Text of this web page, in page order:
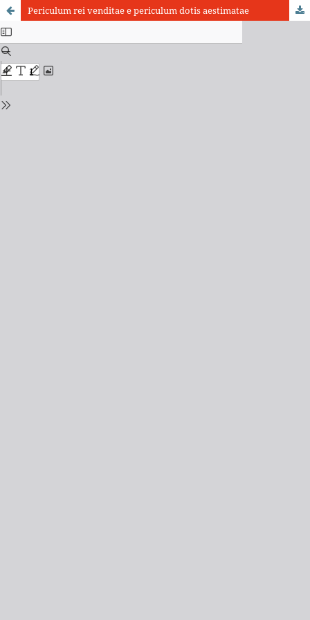
Periculum rei venditae e periculum dotis aestimatae